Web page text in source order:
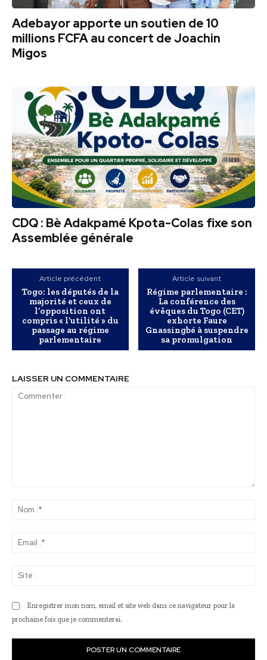
Adebayor apporte un soutien de 10
millions FCFA au concert de Joachin
Migos
CDQ : Bè Adakpamé Kpota-Colas fixe son
Assemblée générale
Article précédent
Togo: les députés de la
majorité et ceux de
l’opposition ont
compris « l’utilité » du
passage au régime
parlementaire
Article suivant
Régime parlementaire :
La conférence des
évêques du Togo (CET)
exhorte Faure
Gnassingbé à suspendre
sa promulgation
LAISSER UN COMMENTAIRE
Enregistrer mon nom, email et site web dans ce navigateur pour la
prochaine fois que je commenterai.